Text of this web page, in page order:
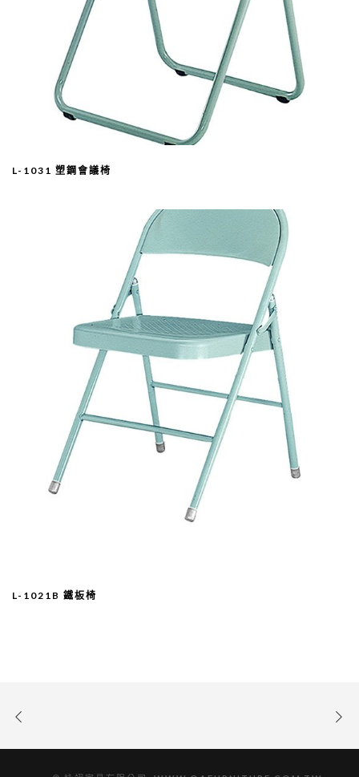
L-1031 塑鋼會議椅
L-1021B 鐵板椅